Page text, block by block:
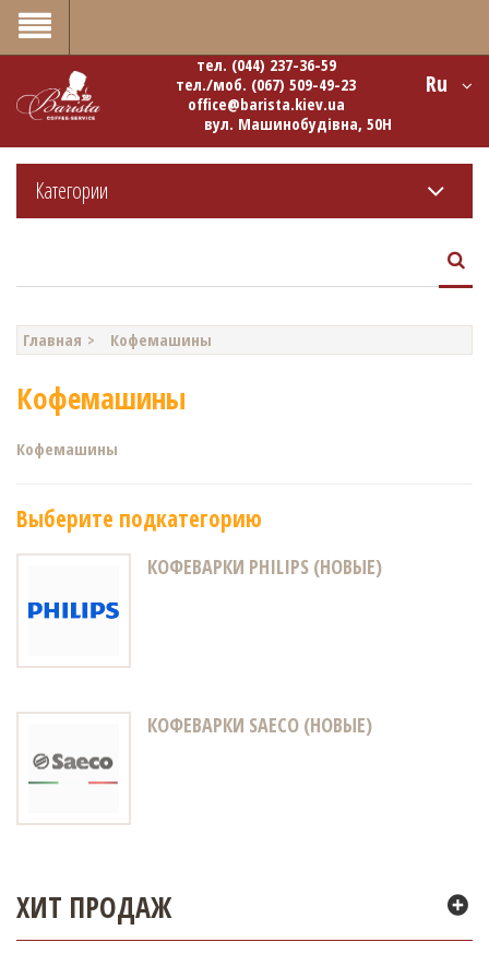
Ru
тел. (044) 237-36-59
тел./моб. (067) 509-49-23
office@barista.kiev.ua
вул. Машинобудівна, 50Н
Категории
Главная Кофемашины
Кофемашины
Кофемашины
Выберите подкатегорию
КОФЕВАРКИ PHILIPS (НОВЫЕ)
КОФЕВАРКИ SAECO (НОВЫЕ)
ХИТ ПРОДАЖ